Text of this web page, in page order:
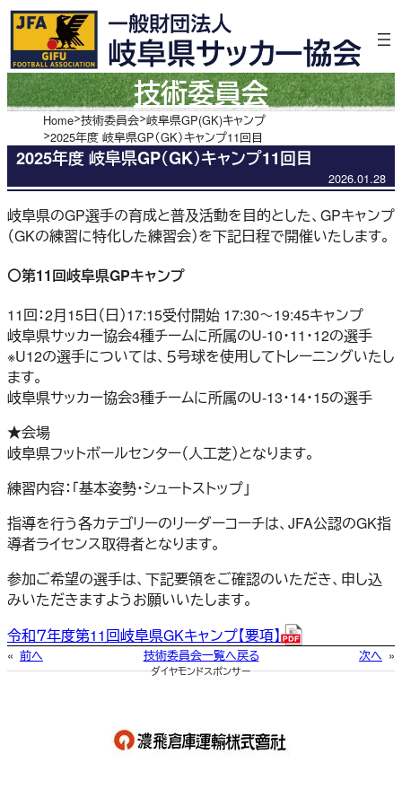
内
を
ス
キ
プ
技術委員会
Home 技術委員会 岐阜県GP(GK)キャンプ
2025年度 岐阜県GP（GK）キャンプ11回目
2025年度 岐阜県GP（GK）キャンプ11回目
2026.01.28
岐阜県のGP選手の育成と普及活動を目的とした、GPキャンプ
（GKの練習に特化した練習会）を下記日程で開催いたします。
〇第11回岐阜県GPキャンプ
11回：2月15日（日）17:15受付開始 17:30～19:45キャンプ
岐阜県サッカー協会4種チームに所属のU-10・11・12の選手
※U12の選手については、５号球を使用してトレーニングいたし
ます。
岐阜県サッカー協会3種チームに所属のU-13・14・15の選手
★会場
岐阜県フットボールセンター（人工芝）となります。
練習内容：「基本姿勢・シュートストップ」
指導を行う各カテゴリーのリーダーコーチは、JFA公認のGK指
導者ライセンス取得者となります。
参加ご希望の選手は、下記要領をご確認のいただき、申し込
みいただきますようお願いいたします。
令和７年度第11回岐阜県GKキャンプ【要項】
« 前へ 技術委員会一覧へ戻る 次へ »
ダイヤモンドスポンサー